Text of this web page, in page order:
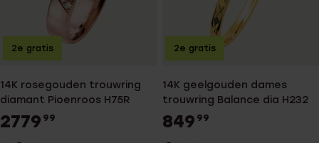
14K rosegouden trouwring
diamant Pioenroos H75R
2779 99
2e gratis
14K geelgouden dames
trouwring Balance dia H232
849 99
2e gratis